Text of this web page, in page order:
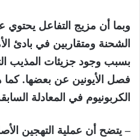
وبما أن مزيج التفاعل يحتوي
الشحنة ومتقاربين في بادئ
بسبب وجود جزيئات المذيب
فصل الأيونين عن بعضها.
الكربونيوم في المعادلة
– يتضح أن عملية التهجين